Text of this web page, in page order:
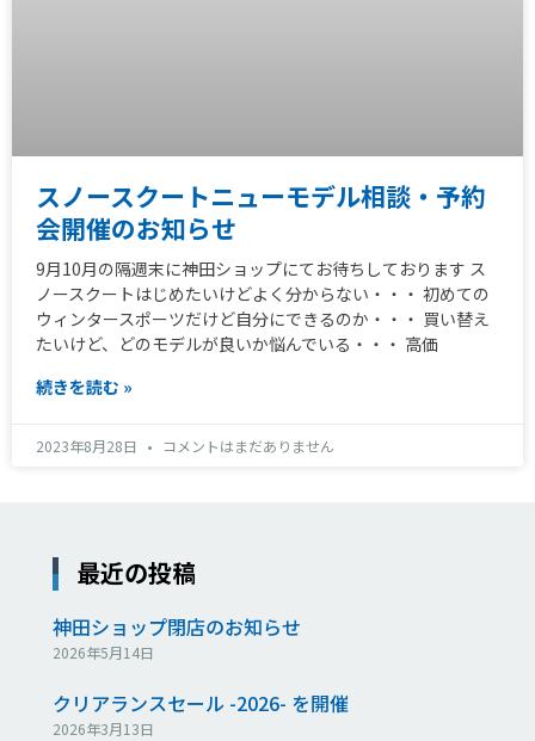
スノースクートニューモデル相談・予約
会開催のお知らせ
9月10月の隔週末に神田ショップにてお待ちしております ス
ノースクートはじめたいけどよく分からない・・・ 初めての
ウィンタースポーツだけど自分にできるのか・・・ 買い替え
たいけど、どのモデルが良いか悩んでいる・・・ 高価
続きを読む »
2023年8月28日 コメントはまだありません
最近の投稿
神田ショップ閉店のお知らせ
2026年5月14日
クリアランスセール -2026- を開催
2026年3月13日